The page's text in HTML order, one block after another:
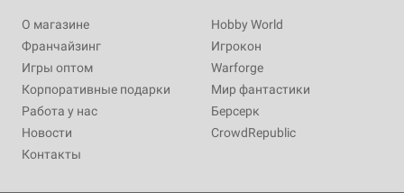
О магазине
Франчайзинг
Игры оптом
Корпоративные подарки
Работа у нас
Новости
Контакты
Hobby World
Игрокон
Warforge
Мир фантастики
Берсерк
CrowdRepublic